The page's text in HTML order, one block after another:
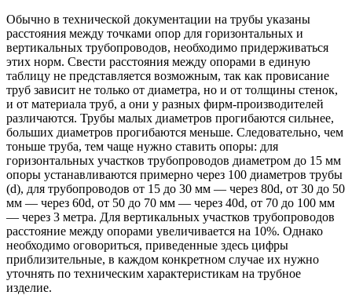
Обычно в технической документации на трубы указаны
расстояния между точками опор для горизонтальных и
вертикальных трубопроводов, необходимо придерживаться
этих норм. Свести расстояния между опорами в единую
таблицу не представляется возможным, так как провисание
труб зависит не только от диаметра, но и от толщины стенок,
и от материала труб, а они у разных фирм-производителей
различаются. Трубы малых диаметров прогибаются сильнее,
больших диаметров прогибаются меньше. Следовательно, чем
тоньше труба, тем чаще нужно ставить опоры: для
горизонтальных участков трубопроводов диаметром до 15 мм
опоры устанавливаются примерно через 100 диаметров трубы
(d), для трубопроводов от 15 до 30 мм — через 80d, от 30 до 50
мм — через 60d, от 50 до 70 мм — через 40d, от 70 до 100 мм
— через 3 метра. Для вертикальных участков трубопроводов
расстояние между опорами увеличивается на 10%. Однако
необходимо оговориться, приведенные здесь цифры
приблизительные, в каждом конкретном случае их нужно
уточнять по техническим характеристикам на трубное
изделие.